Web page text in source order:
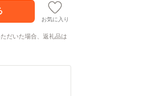
お気に入り
だいた場合、返礼品は